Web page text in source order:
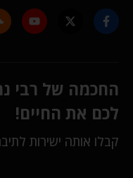
החכמה של רבי
לכם את החיים!
קבלו אותה ישירות